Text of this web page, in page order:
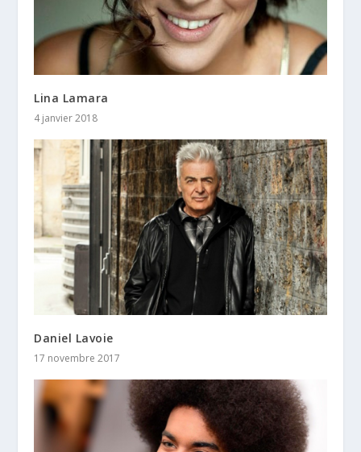
Lina Lamara
4 janvier 2018
Daniel Lavoie
17 novembre 2017